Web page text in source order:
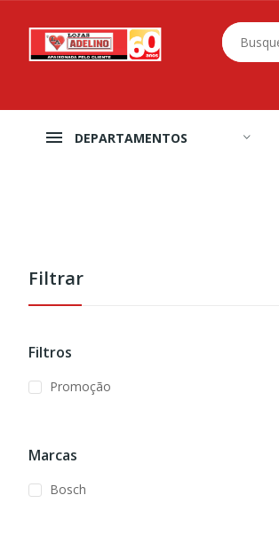
DEPARTAMENTOS
Filtrar
Filtros
Promoção
Marcas
Bosch